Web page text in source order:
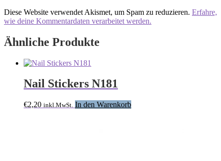
Diese Website verwendet Akismet, um Spam zu reduzieren. Erfahre,
wie deine Kommentardaten verarbeitet werden.
Ähnliche Produkte
Nail Stickers N181
€2,20 inkl.MwSt. In den Warenkorb